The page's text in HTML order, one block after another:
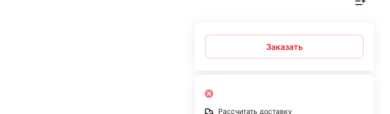
Заказать
Рассчитать доставку